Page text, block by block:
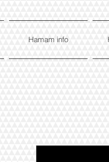
Hamam info